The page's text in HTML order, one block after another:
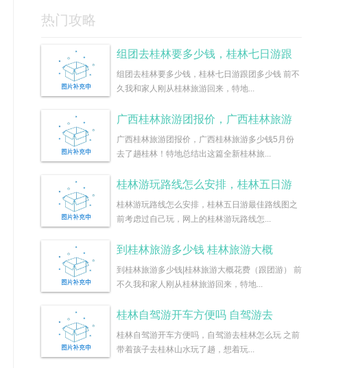
热门攻略
组团去桂林要多少钱，桂林七日游跟
组团去桂林要多少钱，桂林七日游跟团多少钱 前不
久我和家人刚从桂林旅游回来，特地...
广西桂林旅游团报价，广西桂林旅游
广西桂林旅游团报价，广西桂林旅游多少钱5月份
去了趟桂林！特地总结出这篇全新桂林旅...
桂林游玩路线怎么安排，桂林五日游
桂林游玩路线怎么安排，桂林五日游最佳路线图之
前考虑过自己玩，网上的桂林游玩路线怎...
到桂林旅游多少钱 桂林旅游大概
到桂林旅游多少钱|桂林旅游大概花费（跟团游） 前
不久我和家人刚从桂林旅游回来，特地...
桂林自驾游开车方便吗 自驾游去
桂林自驾游开车方便吗，自驾游去桂林怎么玩 之前
带着孩子去桂林山水玩了趟，想着玩...